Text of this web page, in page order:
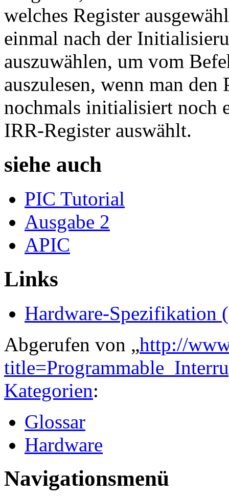
welches Register
einmal nach der
auszuwählen, um vom
auszulesen, wenn man
nochmals initialisiert noch
IRR-Register auswählt.
siehe auch
PIC Tutorial
Ausgabe 2
APIC
Links
Hardware-Spezifikation
Abgerufen von „http://
Kategorien:
Glossar
Hardware
Navigationsmenü